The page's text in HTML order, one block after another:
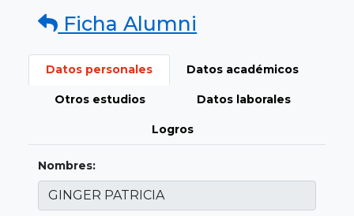
Ficha Alumni
Datos personales Datos académicos
Otros estudios Datos laborales
Logros
Nombres: